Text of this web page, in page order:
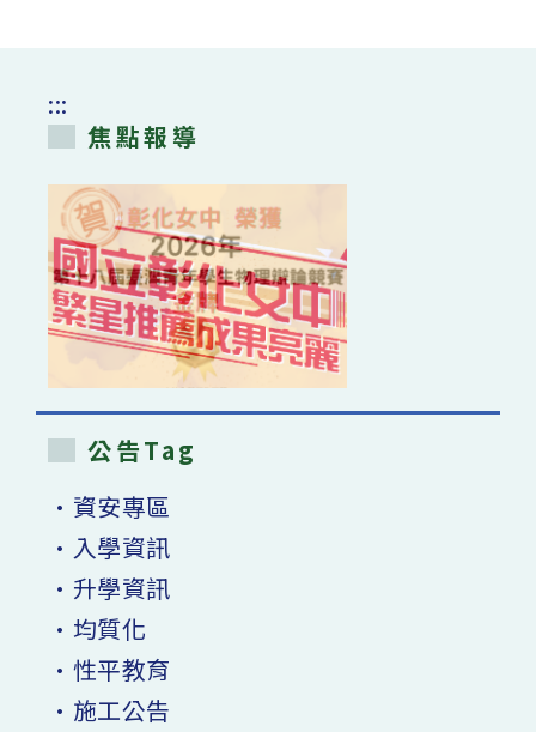
始〉
:::
焦點報導
公告Tag
•資安專區
•入學資訊
•升學資訊
•均質化
•性平教育
•施工公告